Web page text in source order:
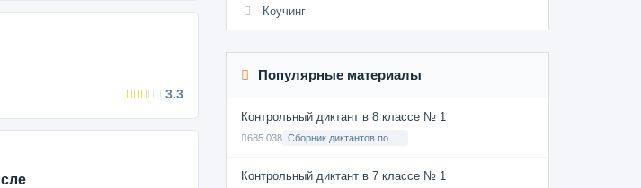
3.3
Коучинг
Популярные материалы
Контрольный диктант в 8 классе № 1
685 038
Контрольный диктант в 7 классе № 1